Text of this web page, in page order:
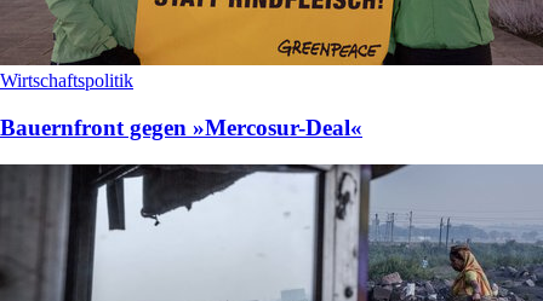
Wirtschaftspolitik
Bauernfront gegen »Mercosur-Deal«